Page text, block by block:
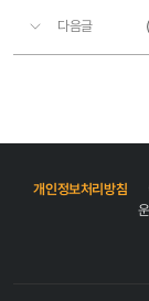
다음글
개인정보처리방침